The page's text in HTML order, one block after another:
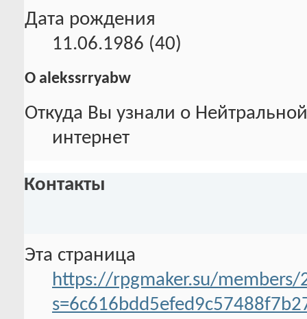
Дата рождения
11.06.1986 (40)
О alekssrryabw
Откуда Вы узнали о
интернет
Контакты
Эта страница
https://rpgmaker.su/members/